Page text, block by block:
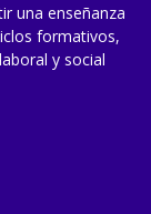
una enseñanza
formativos,
y social